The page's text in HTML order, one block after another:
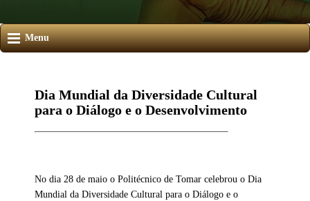
Menu
Dia Mundial da Diversidade Cultural
para o Diálogo e o Desenvolvimento
No dia 28 de maio o Politécnico de Tomar celebrou o Dia
Mundial da Diversidade Cultural para o Diálogo e o